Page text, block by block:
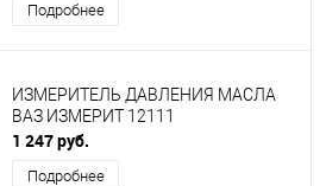
Подробнее
ИЗМЕРИТЕЛЬ ДАВЛЕНИЯ МАСЛА
ВАЗ ИЗМЕРИТ 12111
1 247 руб.
Подробнее